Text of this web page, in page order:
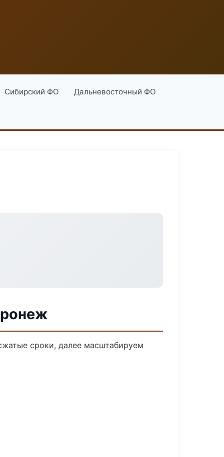
Сибирский ФО Дальневосточный ФО
сроки, далее масштабируем